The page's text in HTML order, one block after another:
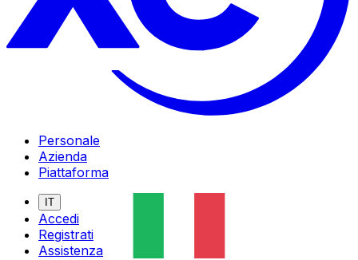
Personale
Azienda
Piattaforma
IT
Accedi
Registrati
Assistenza